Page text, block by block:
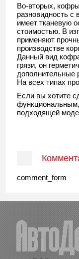
Во-вторых,
разновидность с
имеет тканевую
стоимостью. В
применяют
производстве
Данный вид
грязи, он
дополнительные
На всех типах
Если вы хотите
подходящей
comment_form